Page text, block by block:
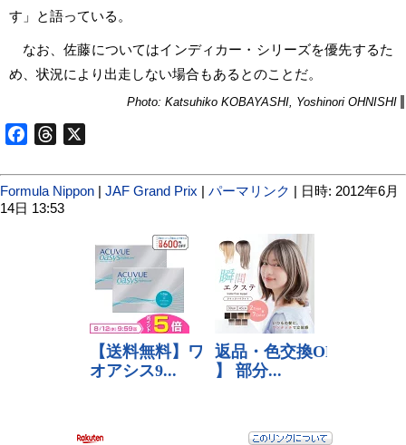
す」と語っている。
なお、佐藤についてはインディカー・シリーズを優先するた
め、状況により出走しない場合もあるとのことだ。
Photo: Katsuhiko KOBAYASHI, Yoshinori OHNISHI
FacebookThreads
Formula Nippon | JAF Grand Prix | パーマリンク | 日時: 2012年6月
14日 13:53